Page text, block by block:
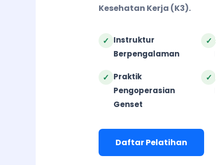
Kesehatan Kerja (K3).
✓ Instruktur
Berpengalaman
✓
✓ Praktik
Pengoperasian
Genset
✓
Daftar Pelatihan